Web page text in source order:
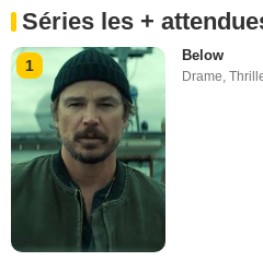
Séries les +
1
Below
Drame ,